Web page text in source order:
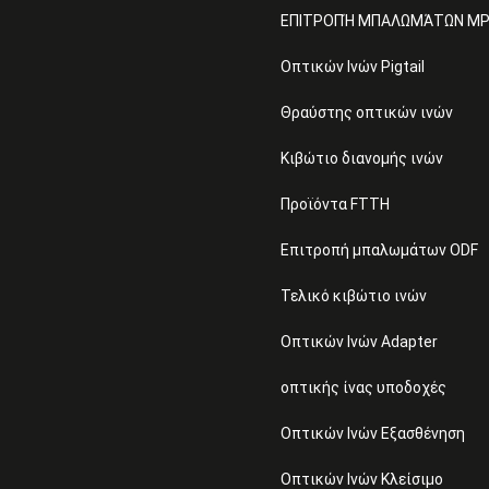
ΕΠΙΤΡΟΠΉ ΜΠΑΛΩΜΆΤΩΝ
Οπτικών Ινών Pigtail
Θραύστης οπτικών ινών
Κιβώτιο διανομής ινών
Προϊόντα FTTH
Επιτροπή μπαλωμάτων ODF
Τελικό κιβώτιο ινών
Οπτικών Ινών Adapter
οπτικής ίνας υποδοχές
Οπτικών Ινών Εξασθένηση
Οπτικών Ινών Κλείσιμο